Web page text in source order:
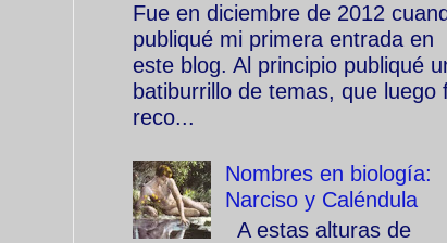
Fue en diciembre de 2012
publiqué mi primera entrada en
este blog. Al principio publiqué
batiburrillo de temas, que luego
reco...
Nombres en biología:
Narciso y Caléndula
A estas alturas de